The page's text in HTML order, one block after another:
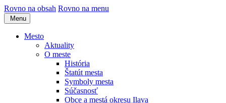
Rovno na obsah Rovno na menu
Menu
Mesto
Aktuality
O meste
História
Štatút mesta
Symboly mesta
Súčasnosť
Obce a mestá okresu Ilava